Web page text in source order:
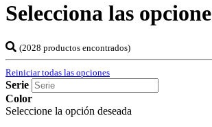
Selecciona las
(2028 productos encontrados)
Reiniciar todas las opciones
Serie
Color
Seleccione la opción deseada